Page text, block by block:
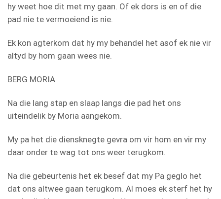
hy weet hoe dit met my gaan. Of ek dors is en of die
pad nie te vermoeiend is nie.
Ek kon agterkom dat hy my behandel het asof ek nie vir
altyd by hom gaan wees nie.
BERG MORIA
Na die lang stap en slaap langs die pad het ons
uiteindelik by Moria aangekom.
My pa het die diensknegte gevra om vir hom en vir my
daar onder te wag tot ons weer terugkom.
Na die gebeurtenis het ek besef dat my Pa geglo het
dat ons altwee gaan terugkom. Al moes ek sterf het hy